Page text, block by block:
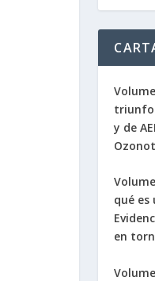
triunfo
y de
qué es
en